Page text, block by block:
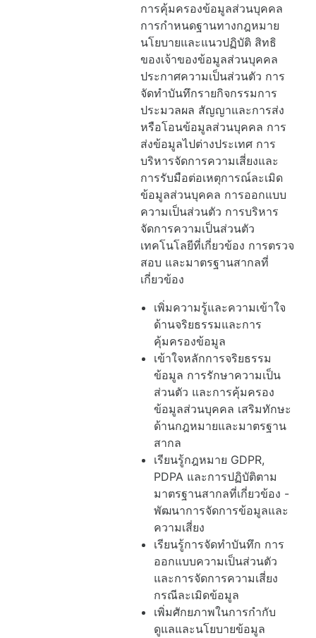
การคุ้มครองข้อมูลส่วนบุคคล
การกำหนดฐานทางกฎหมาย
นโยบายและแนวปฏิบัติ สิทธิ
ของเจ้าของข้อมูลส่วนบุคคล
ประกาศความเป็นส่วนตัว การ
จัดทำบันทึกรายกิจกรรมการ
ประมวลผล สัญญาและการส่ง
หรือโอนข้อมูลส่วนบุคคล การ
ส่งข้อมูลไปต่างประเทศ การ
บริหารจัดการความเสี่ยงและ
การรับมือต่อเหตุการณ์ละเมิด
ข้อมูลส่วนบุคคล การออกแบบ
ความเป็นส่วนตัว การบริหาร
จัดการความเป็นส่วนตัว
เทคโนโลยีที่เกี่ยวข้อง การตรวจ
สอบ และมาตรฐานสากลที่
เกี่ยวข้อง
เพิ่มความรู้และความเข้าใจ
ด้านจริยธรรมและการ
คุ้มครองข้อมูล
เข้าใจหลักการจริยธรรม
ข้อมูล การรักษาความเป็น
ส่วนตัว และการคุ้มครอง
ข้อมูลส่วนบุคคล เสริมทักษะ
ด้านกฎหมายและมาตรฐาน
สากล
เรียนรู้กฎหมาย GDPR,
PDPA และการปฏิบัติตาม
มาตรฐานสากลที่เกี่ยวข้อง -
พัฒนาการจัดการข้อมูลและ
ความเสี่ยง
เรียนรู้การจัดทำบันทึก การ
ออกแบบความเป็นส่วนตัว
และการจัดการความเสี่ยง
กรณีละเมิดข้อมูล
เพิ่มศักยภาพในการกำกับ
ดูแลและนโยบายข้อมูล